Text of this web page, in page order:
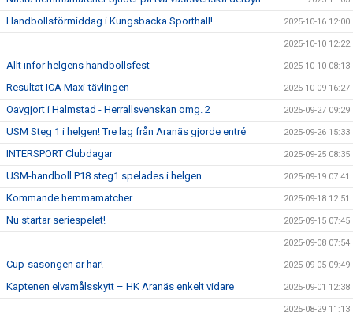
Handbollsförmiddag i Kungsbacka Sporthall! 2025-10-16 12:00
2025-10-10 12:22
Allt inför helgens handbollsfest 2025-10-10 08:13
Resultat ICA Maxi-tävlingen 2025-10-09 16:27
Oavgjort i Halmstad - Herrallsvenskan omg. 2 2025-09-27 09:29
USM Steg 1 i helgen! Tre lag från Aranäs gjorde entré 2025-09-26 15:33
INTERSPORT Clubdagar 2025-09-25 08:35
USM-handboll P18 steg1 spelades i helgen 2025-09-19 07:41
Kommande hemmamatcher 2025-09-18 12:51
Nu startar seriespelet! 2025-09-15 07:45
2025-09-08 07:54
Cup-säsongen är här! 2025-09-05 09:49
Kaptenen elvamålsskytt – HK Aranäs enkelt vidare 2025-09-01 12:38
2025-08-29 11:13